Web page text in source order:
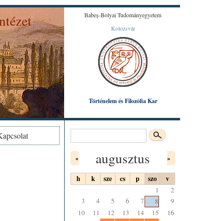
Károly által készített színezett litográfiából.
Babeș-Bolyai Tudományegyetem
Kolozsvár
Történelem és Filozófia Kar
Keresés űrlap
Keresés
augusztus
« »
h k sze cs p szo v
1
2
3
4 5 6 7 8
9
10
11 12 13 14 15
16